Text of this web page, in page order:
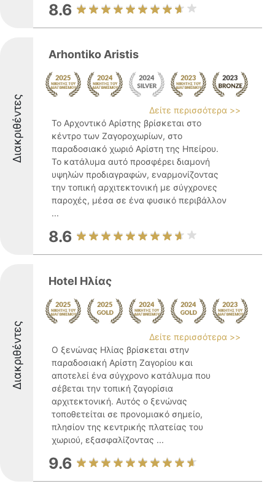
8.6
Διακριθέντες
Arhontiko Aristis
Δείτε περισσότερα >>
Το Αρχοντικό Αρίστης βρίσκεται στο
κέντρο των Ζαγοροχωρίων, στο
παραδοσιακό χωριό Αρίστη της Ηπείρου.
Το κατάλυμα αυτό προσφέρει διαμονή
υψηλών προδιαγραφών, εναρμονίζοντας
την τοπική αρχιτεκτονική με σύγχρονες
παροχές, μέσα σε ένα φυσικό περιβάλλον
...
8.6
Διακριθέντες
Hotel Ηλίας
Δείτε περισσότερα >>
Ο ξενώνας Ηλίας βρίσκεται στην
παραδοσιακή Αρίστη Ζαγορίου και
αποτελεί ένα σύγχρονο κατάλυμα που
σέβεται την τοπική ζαγορίσια
αρχιτεκτονική. Αυτός ο ξενώνας
τοποθετείται σε προνομιακό σημείο,
πλησίον της κεντρικής πλατείας του
χωριού, εξασφαλίζοντας ...
9.6